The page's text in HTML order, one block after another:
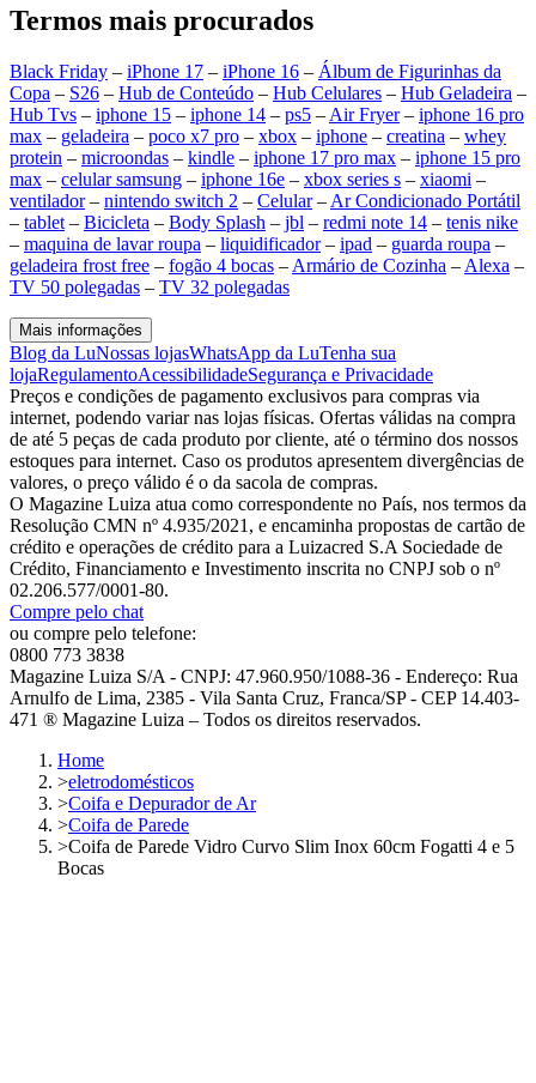
Termos mais procurados
Black Friday – iPhone 17 – iPhone 16 – Álbum de Figurinhas da
Copa – S26 – Hub de Conteúdo – Hub Celulares – Hub Geladeira –
Hub Tvs – iphone 15 – iphone 14 – ps5 – Air Fryer– iphone 16 pro
max – geladeira – poco x7 pro – xbox – iphone – creatina – whey
protein – microondas – kindle – iphone 17 pro max – iphone 15 pro
max – celular samsung – iphone 16e – xbox series s – xiaomi –
ventilador– nintendo switch 2 – Celular– Ar Condicionado Portátil
– tablet – Bicicleta – Body Splash – jbl – redmi note 14 – tenis nike
– maquina de lavar roupa – liquidificador– ipad – guarda roupa –
geladeira frost free – fogão 4 bocas – Armário de Cozinha – Alexa –
TV 50 polegadas – TV 32 polegadas
Mais informações
Blog da LuNossas lojasWhatsApp da LuTenha sua
lojaRegulamentoAcessibilidadeSegurança e Privacidade
Preços e condições de pagamento exclusivos para compras via
internet, podendo variar nas lojas físicas. Ofertas válidas na compra
de até 5 peças de cada produto por cliente, até o término dos nossos
estoques para internet. Caso os produtos apresentem divergências de
valores, o preço válido é o da sacola de compras.
O Magazine Luiza atua como correspondente no País, nos termos da
Resolução CMN nº 4.935/2021, e encaminha propostas de cartão de
crédito e operações de crédito para a Luizacred S.A Sociedade de
Crédito, Financiamento e Investimento inscrita no CNPJ sob o nº
02.206.577/0001-80.
Compre pelo chat
ou compre pelo telefone:
0800 773 3838
Magazine Luiza S/A - CNPJ: 47.960.950/1088-36 - Endereço: Rua
Arnulfo de Lima, 2385 - Vila Santa Cruz, Franca/SP - CEP 14.403-
471 ® Magazine Luiza – Todos os direitos reservados.
Home
>eletrodomésticos
>Coifa e Depurador de Ar
>Coifa de Parede
>Coifa de Parede Vidro Curvo Slim Inox 60cm Fogatti 4 e 5
Bocas